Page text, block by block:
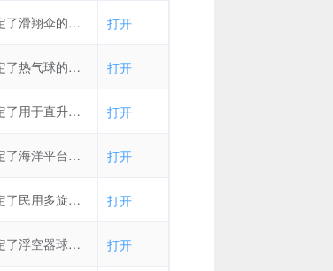
本标准规定了滑翔伞的组成、技术要求、测试方法、测试报告和存档要求。 本标准适用于滑翔伞结构强度测试。 打开
本标准规定了热气球的分类、技术要求、试验方法、检验规则、标志、随机文件、包装、运输和贮存要求。 本标准适用于以丙烷或液化石油气等燃料为动力，可在空中飞行的载人热气球。 打开
本标准规定了用于直升机乘员的直升机用水下应急呼吸器的结构、技术要求、试验方法、检验规则、标志和随行文件、包装、运输和贮存要求。本标准适用于直升机用水下应急呼吸器(以下简称“水下应急呼吸器”)。 打开
本标准规定了海洋平台用直升机甲板的术语和定义、结构分类和材料选取、设计载荷与设计工况、结构设计要求、直升机甲板布置等。本标准适用于钢制或铝制海洋平台用直升机甲板的设计。 打开
本标准规定了民用多旋翼无人机系统及部件的试验方法。 本标准适用于民用轻小型（最大起飞质量在150kg以下）电动多旋翼无人机系统（以下简称无人机系统）及部件的设计、制造、检测和认证等；其他类型无人机系统亦可参照执行。 打开
本标准界定了浮空器球体结构工艺的一般术语和加工术语及其定义。本标准适用于飞艇球体结构和系留气球球体结构的生产、科研、教学及其相关活动，其他浮空器和充气式膜结构可参照使用。 打开